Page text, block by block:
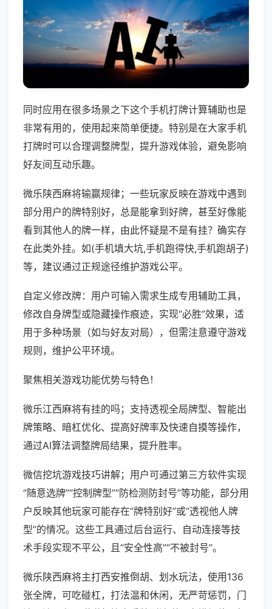
同时应用在很多场景之下这个手机打牌计算辅助也是
非常有用的，使用起来简单便捷。特别是在大家手机
打牌时可以合理调整牌型，提升游戏体验，避免影响
好友间互动乐趣。
微乐陕西麻将输赢规律；一些玩家反映在游戏中遇到
部分用户的牌特别好，总是能拿到好牌，甚至好像能
看到其他人的牌一样，由此怀疑是不是有挂？确实存
在此类外挂。如(手机填大坑,手机跑得快,手机跑胡子)
等，建议通过正规途径维护游戏公平。
自定义修改牌：用户可输入需求生成专用辅助工具，
修改自身牌型或隐藏操作痕迹，实现“必胜”效果，适
用于多种场景（如与好友对局），但需注意遵守游戏
规则，维护公平环境。
聚焦相关游戏功能优势与特色！
微乐江西麻将有挂的吗；支持透视全局牌型、智能出
牌策略、暗杠优化、提高好牌率及快速自摸等操作，
通过AI算法调整牌局结果，提升胜率。
微信挖坑游戏技巧讲解；用户可通过第三方软件实现
“随意选牌”“控制牌型”“防检测防封号”等功能，部分用
户反映其他玩家可能存在“牌特别好”或“透视他人牌
型”的情况。这些工具通过后台运行、自动连接等技
术手段实现不平公，且“安全性高”“不被封号”。
微乐陕西麻将主打西安推倒胡、划水玩法，使用136
张全牌，可吃碰杠，打法温和休闲，无严苛惩罚，门